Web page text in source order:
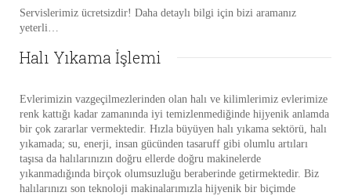
Servislerimiz ücretsizdir! Daha detaylı bilgi için bizi aramanız
yeterli…
Halı Yıkama İşlemi
Evlerimizin vazgeçilmezlerinden olan halı ve kilimlerimiz evlerimize
renk kattığı kadar zamanında iyi temizlenmediğinde hijyenik anlamda
bir çok zararlar vermektedir. Hızla büyüyen halı yıkama sektörü, halı
yıkamada; su, enerji, insan gücünden tasaruff gibi olumlu artıları
taşısa da halılarınızın doğru ellerde doğru makinelerde
yıkanmadığında birçok olumsuzluğu beraberinde getirmektedir. Biz
halılarınızı son teknoloji makinalarımızla hijyenik bir biçimde